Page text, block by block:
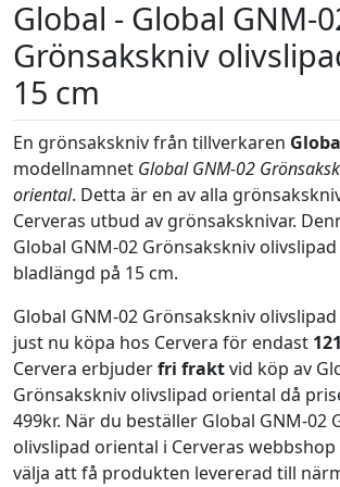
Global - Global GNM-
Grönsakskniv
15 cm
En grönsakskniv från tillverkaren
modellnamnet Global GNM-02
oriental. Detta är en av alla
Cerveras utbud av grönsaksknivar.
Global GNM-02 Grönsakskniv
bladlängd på 15 cm.
Global GNM-02 Grönsakskniv
just nu köpa hos Cervera för endast
Cervera erbjuderfri fraktvid köp av
Grönsakskniv olivslipad oriental då
499kr. När du beställer Global GNM-02
olivslipad oriental i Cerveras webbshop
välja att få produkten levererad till